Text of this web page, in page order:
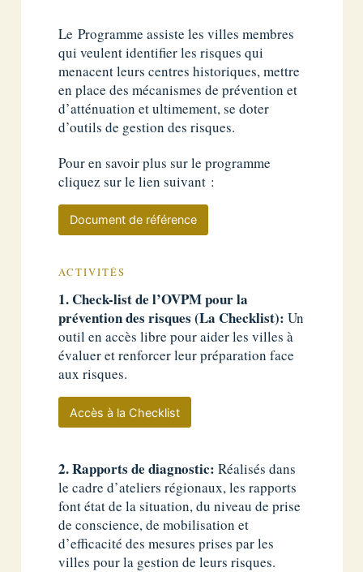
Le Programme assiste les villes membres
qui veulent identifier les risques qui
menacent leurs centres historiques, mettre
en place des mécanismes de prévention et
d’atténuation et ultimement, se doter
d’outils de gestion des risques.
Pour en savoir plus sur le programme
cliquez sur le lien suivant :
Document de référence
ACTIVITÉS
1. Check-list de l’OVPM pour la
prévention des risques (La Checklist): Un
outil en accès libre pour aider les villes à
évaluer et renforcer leur préparation face
aux risques.
Accès à la Checklist
2. Rapports de diagnostic: Réalisés dans
le cadre d’ateliers régionaux, les rapports
font état de la situation, du niveau de prise
de conscience, de mobilisation et
d’efficacité des mesures prises par les
villes pour la gestion de leurs risques.